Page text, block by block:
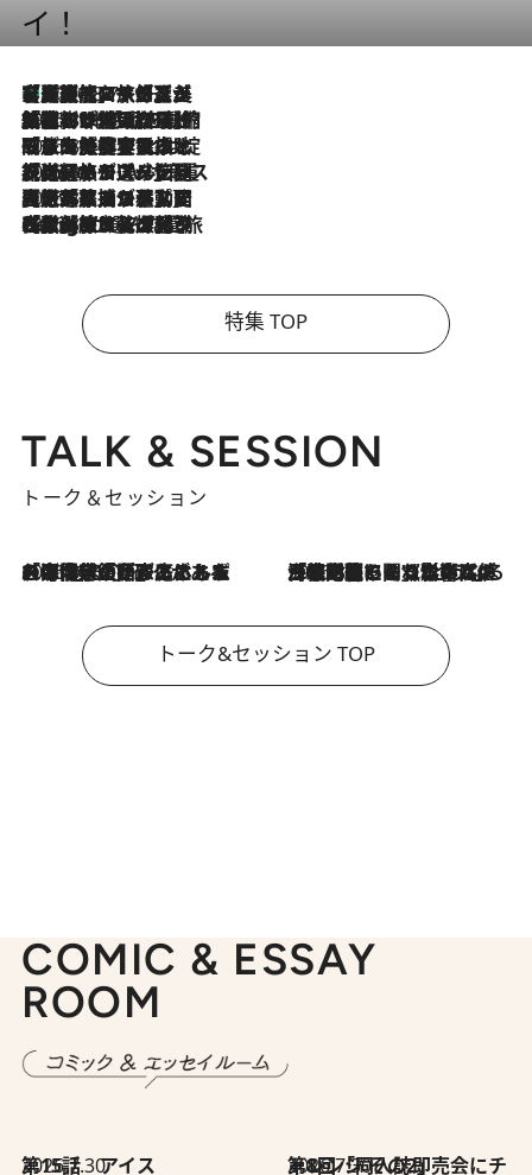
イ！
2026.8.7
【厳選旅コスメ】「多機能アイテムがメイン！」旅好き美容エディターが選んだ夏旅ベストコスメを発表【Mサイズジップ】
2026.8.6
「荷物が増えるほど旅ストレスは増す」美容ジャーナリストがたどり着いた最終結論。“化粧品を劇的に減らす”感動の凝縮美容とは
2026.8.6
「旅先には金髪ウィッグを持参」日本と同じメイクでは損してる!? 美容ジャーナリストが提案する“掟破りの旅美容”とは
2026.8.6
【厳選旅コスメ】「身軽さ＆UV対策重視！」ヘアアーティストshucoが選んだ夏旅ベストコスメを発表【Mサイズジップ】
2026.8.5
【厳選旅コスメ】国内をあちこち移動する河井菜摘が選んだ夏旅ベストコスメ発表！「リラックスアイテムはマスト」【Mサイズジップ】
2026.8.4
【厳選旅コスメ】「紫外線＆乾燥対策しながらメイク感も！」ヘア＆メイクGeorgeが選んだ夏旅ベストコスメを発表！【Mサイズジップ】
特集 TOP
TALK & SESSION
トーク＆セッション
2026.8.3
「今後値上げがあるとすれば…」「リスクがあるのは今年の冬」エネルギー専門家が語る、ホルムズ海峡封鎖が家庭にもたらす“ある心配” 2026.8.3
「住宅建てられない…」「サーチャージ料の高値が続いている」ホルムズ海峡封鎖による影響はいつまで続く？《エネルギー専門家に聞く“どうなる日本の暮らし”》
トーク&セッション TOP
COMIC & ESSAY
ROOM
2026.7.30
第15話 アイス 2026.7.30
第8回「同人誌即売会にチャレンジ その2」